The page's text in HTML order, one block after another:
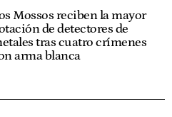
Mossos reciben la mayor
de detectores de
tras cuatro crímenes
arma blanca